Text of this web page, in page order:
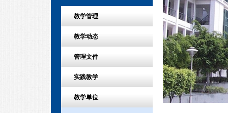
教学管理
教学动态
管理文件
实践教学
教学单位